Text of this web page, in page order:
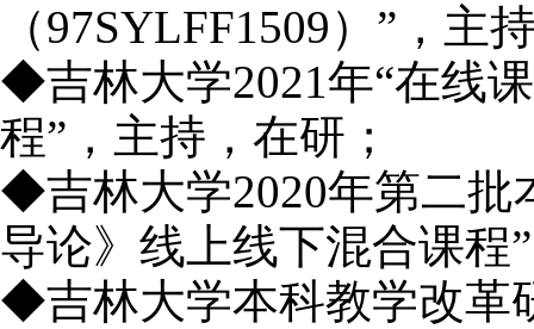
（97SYLFF1509）”，主
◆吉林大学2021年“在线
程”，主持，在研；
◆吉林大学2020年第二批
导论》线上线下混合课程
◆吉林大学本科教学改革